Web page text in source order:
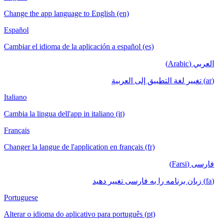
Change the app language to English (en)
Español
Cambiar el idioma de la aplicación a español (es)
العربي (Arabic)
(ar) تغيير لغة التطبيق إلى العربية
Italiano
Cambia la lingua dell'app in italiano (it)
Français
Changer la langue de l'application en français (fr)
فارسی (Farsi)
(fa) زبان برنامه را به فارسی تغییر دهید
Portuguese
Alterar o idioma do aplicativo para português (pt)